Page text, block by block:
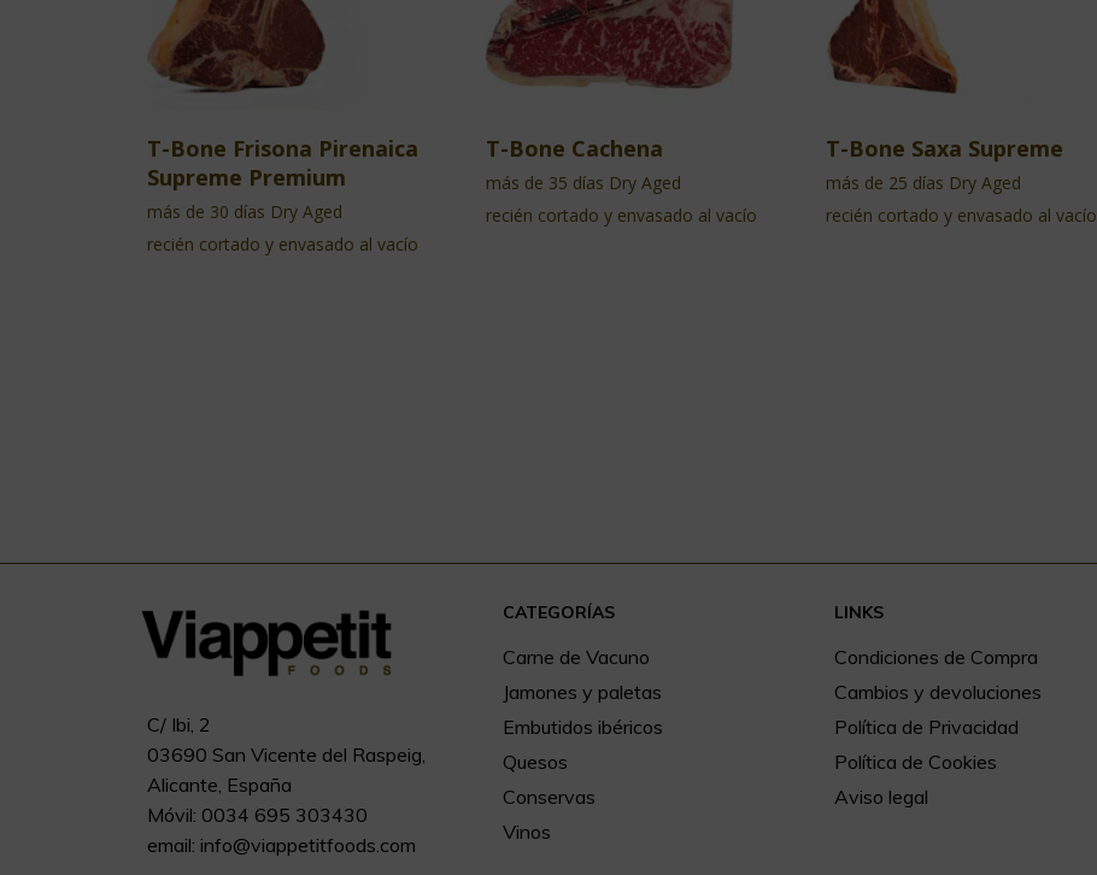
T-Bone Frisona Pirenaica
Supreme Premium
más de 30 días Dry Aged
recién cortado y envasado al vacío
T-Bone Cachena
más de 35 días Dry Aged
recién cortado y envasado al vacío
T-Bone Saxa Supreme
más de 25 días Dry Aged
recién cortado y envasado al vacío
C/ Ibi, 2
03690 San Vicente del Raspeig,
Alicante, España
Móvil: 0034 695 303430
email: info@viappetitfoods.com
CATEGORÍAS
Carne de Vacuno
Jamones y paletas
Embutidos ibéricos
Quesos
Conservas
Vinos
LINKS
Condiciones de Compra
Cambios y devoluciones
Política de Privacidad
Política de Cookies
Aviso legal